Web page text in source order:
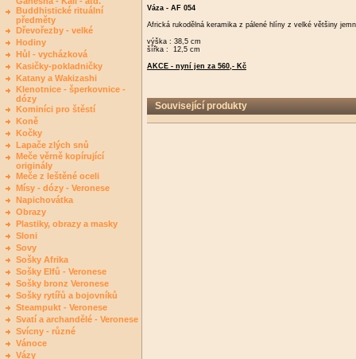
Buddhistické rituální
předměty
Dřevořezby - velké
Hodiny
Hůl - vycházková
Kasičky-pokladničky
Katany a Wakizashi
Klenotnice - šperkovnice -
dózy
Kominíci pro štěstí
Koně
Kočky
Lapače zlých snů
Meče věrně kopírující
originály
Meče z leštěné oceli
Mísy - dózy - Veronese
Napichovátka
Obrazy
Plastiky, obrazy a masky
Sloni
Sovy
Sošky Afrika
Sošky Elfů - Veronese
Sošky bronz Veronese
Sošky rytířů a bojovníků
Steampukt - Veronese
Svatí a archandělé - Veronese
Svícny - různé
Vánoce
Vázy
Váza - AF 054
Africká rukodělná keramika z pálené hlíny z velké většiny
výška : 38,5 cm
šířka : 12,5 cm
AKCE - nyní jen za 560,- Kč
Související produkty